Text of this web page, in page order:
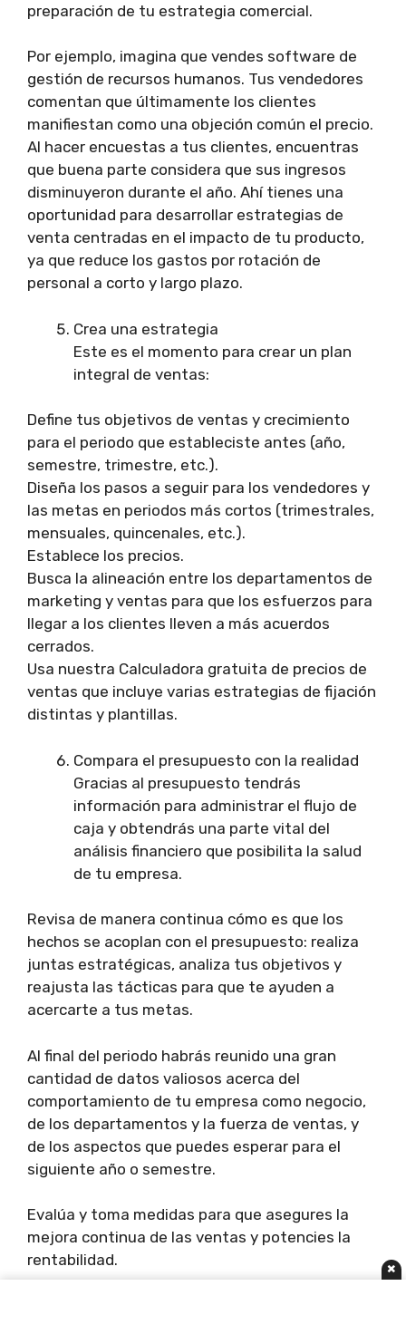
preparación de tu estrategia comercial.
Por ejemplo, imagina que vendes software de
gestión de recursos humanos. Tus vendedores
comentan que últimamente los clientes
manifiestan como una objeción común el precio.
Al hacer encuestas a tus clientes, encuentras
que buena parte considera que sus ingresos
disminuyeron durante el año. Ahí tienes una
oportunidad para desarrollar estrategias de
venta centradas en el impacto de tu producto,
ya que reduce los gastos por rotación de
personal a corto y largo plazo.
Crea una estrategia
Este es el momento para crear un plan
integral de ventas:
Define tus objetivos de ventas y crecimiento
para el periodo que estableciste antes (año,
semestre, trimestre, etc.).
Diseña los pasos a seguir para los vendedores y
las metas en periodos más cortos (trimestrales,
mensuales, quincenales, etc.).
Establece los precios.
Busca la alineación entre los departamentos de
marketing y ventas para que los esfuerzos para
llegar a los clientes lleven a más acuerdos
cerrados.
Usa nuestra Calculadora gratuita de precios de
ventas que incluye varias estrategias de fijación
distintas y plantillas.
Compara el presupuesto con la realidad
Gracias al presupuesto tendrás
información para administrar el flujo de
caja y obtendrás una parte vital del
análisis financiero que posibilita la salud
de tu empresa.
Revisa de manera continua cómo es que los
hechos se acoplan con el presupuesto: realiza
juntas estratégicas, analiza tus objetivos y
reajusta las tácticas para que te ayuden a
acercarte a tus metas.
Al final del periodo habrás reunido una gran
cantidad de datos valiosos acerca del
comportamiento de tu empresa como negocio,
de los departamentos y la fuerza de ventas, y
de los aspectos que puedes esperar para el
siguiente año o semestre.
Evalúa y toma medidas para que asegures la
mejora continua de las ventas y potencies la
rentabilidad.
×